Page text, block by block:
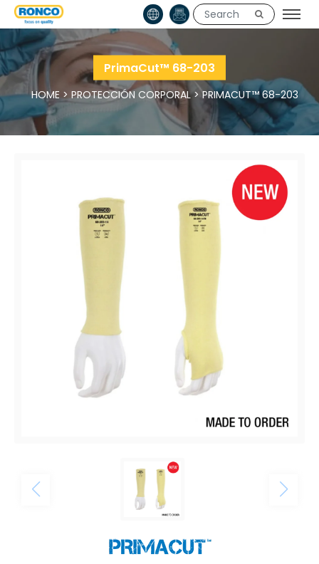
PrimaCut™ 68-203
HOME > PROTECCIÓN CORPORAL>PRIMACUT™ 68-203